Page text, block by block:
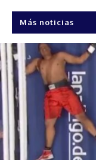
Más noticias